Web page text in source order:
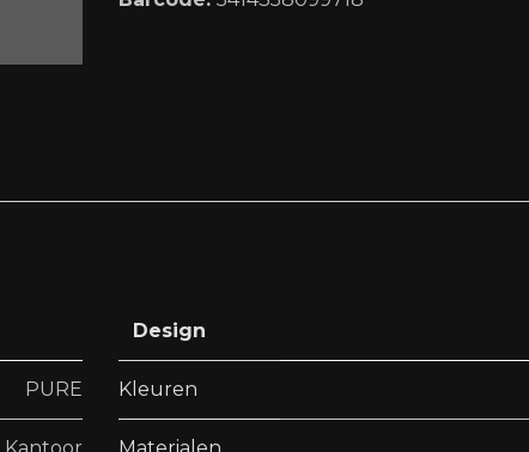
PURE
Design
Kleuren